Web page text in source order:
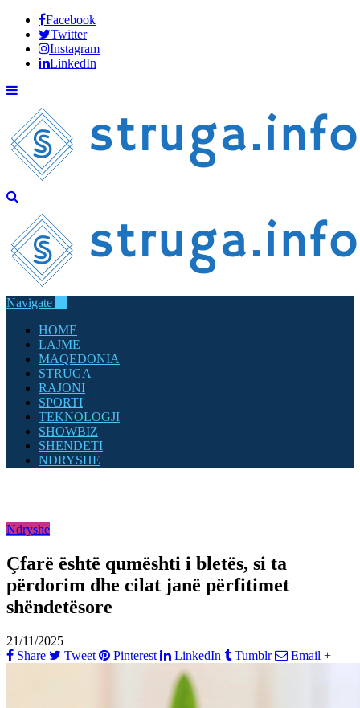
Facebook
Twitter
Instagram
LinkedIn
Navigate
HOME
LAJME
MAQEDONIA
STRUGA
RAJONI
SPORTI
TEKNOLOGJI
SHOWBIZ
SHENDETI
NDRYSHE
Ndryshe
Çfarë është qumështi i bletës, si ta
përdorim dhe cilat janë përfitimet
shëndetësore
21/11/2025
Share
Tweet Pinterest LinkedIn Tumblr Email +